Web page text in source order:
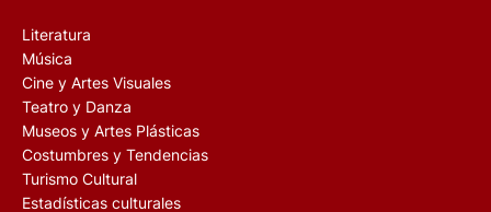
Literatura
Música
Cine y Artes Visuales
Teatro y Danza
Museos y Artes Plásticas
Costumbres y Tendencias
Turismo Cultural
Estadísticas culturales